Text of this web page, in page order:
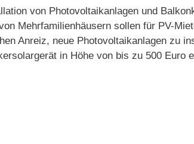
von Photovoltaikanlagen und
Mehrfamilienhäusern sollen für PV-
Anreiz, neue Photovoltaikanlagen zu
in Höhe von bis zu 500 Euro